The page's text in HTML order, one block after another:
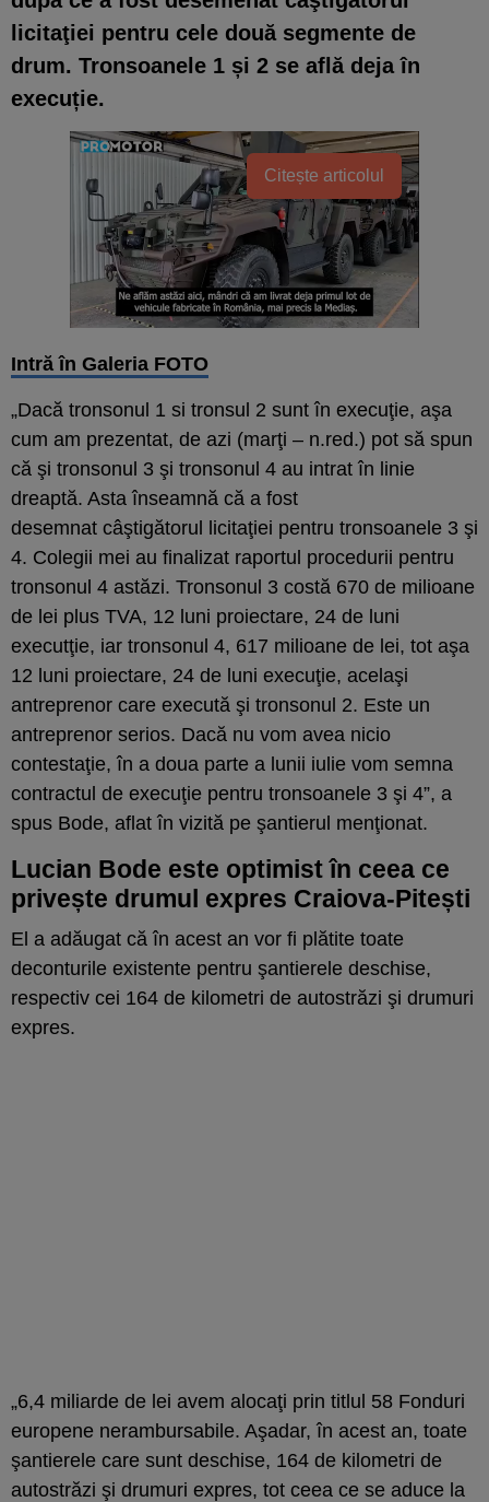
licitaţiei pentru cele două segmente de
drum. Tronsoanele 1 și 2 se află deja în
execuție.
Citește articolul
Intră în Galeria FOTO
„Dacă tronsonul 1 si tronsul 2 sunt în execuţie, aşa
cum am prezentat, de azi (marţi – n.red.) pot să spun
că şi tronsonul 3 şi tronsonul 4 au intrat în linie
dreaptă. Asta înseamnă că a fost
desemnat câştigătorul licitaţiei pentru tronsoanele 3 şi
4. Colegii mei au finalizat raportul procedurii pentru
tronsonul 4 astăzi. Tronsonul 3 costă 670 de milioane
de lei plus TVA, 12 luni proiectare, 24 de luni
executţie, iar tronsonul 4, 617 milioane de lei, tot aşa
12 luni proiectare, 24 de luni execuţie, acelaşi
antreprenor care execută şi tronsonul 2. Este un
antreprenor serios. Dacă nu vom avea nicio
contestaţie, în a doua parte a lunii iulie vom semna
contractul de execuţie pentru tronsoanele 3 şi 4”, a
spus Bode, aflat în vizită pe şantierul menţionat.
Lucian Bode este optimist în ceea ce
privește drumul expres Craiova-Pitești
El a adăugat că în acest an vor fi plătite toate
deconturile existente pentru şantierele deschise,
respectiv cei 164 de kilometri de autostrăzi şi drumuri
expres.
„6,4 miliarde de lei avem alocaţi prin titlul 58 Fonduri
europene nerambursabile. Aşadar, în acest an, toate
şantierele care sunt deschise, 164 de kilometri de
autostrăzi şi drumuri expres, tot ceea ce se aduce la